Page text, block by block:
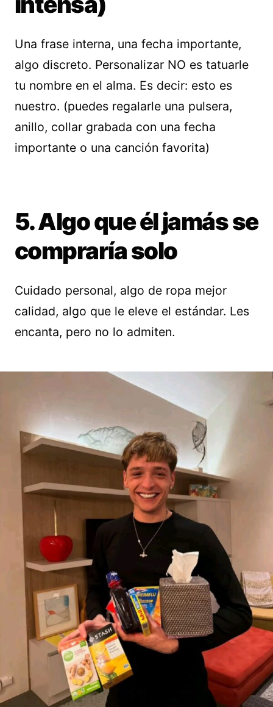
Una frase interna, una fecha importante,
algo discreto. Personalizar NO es tatuarle
tu nombre en el alma. Es decir: esto es
nuestro. (puedes regalarle una pulsera,
anillo, collar grabada con una fecha
importante o una canción favorita)
5. Algo que él jamás se
compraría solo
Cuidado personal, algo de ropa mejor
calidad, algo que le eleve el estándar. Les
encanta, pero no lo admiten.